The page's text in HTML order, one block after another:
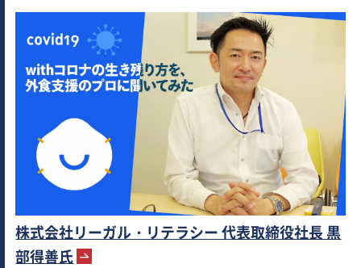
株式会社リーガル・リテラシー 代表取締役社長 黒
部得善氏